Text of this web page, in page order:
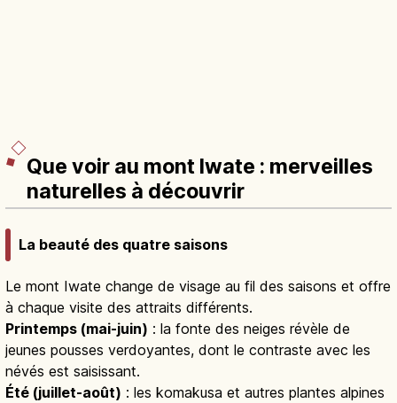
Que voir au mont Iwate : merveilles
naturelles à découvrir
La beauté des quatre saisons
Le mont Iwate change de visage au fil des saisons et offre
à chaque visite des attraits différents.
Printemps (mai-juin) : la fonte des neiges révèle de
jeunes pousses verdoyantes, dont le contraste avec les
névés est saisissant.
Été (juillet-août) : les komakusa et autres plantes alpines